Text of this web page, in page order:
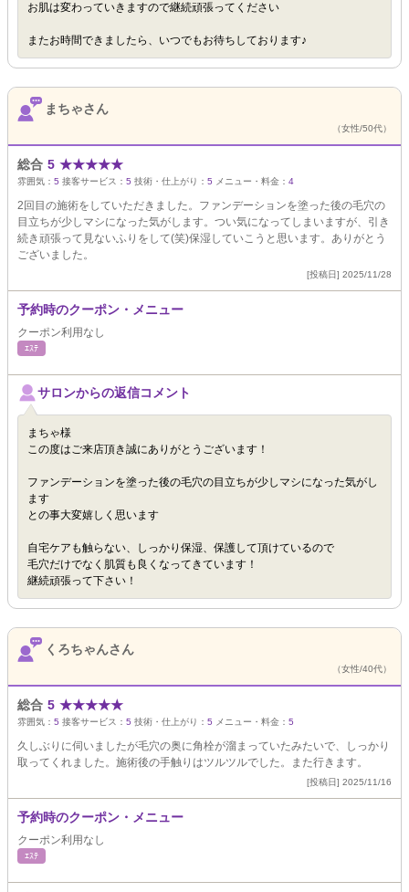
お肌は変わっていきますので継続頑張ってください
またお時間できましたら、いつでもお待ちしております♪
まちゃさん
（女性/50代）
総合 5 ★★★★★
雰囲気： 5 接客サービス： 5 技術・仕上がり： 5 メニュー・料金： 4
2回目の施術をしていただきました。ファンデーションを塗った後の毛穴の
目立ちが少しマシになった気がします。つい気になってしまいますが、引き
続き頑張って見ないふりをして(笑)保湿していこうと思います。ありがとう
ございました。
[投稿日] 2025/11/28
予約時のクーポン・メニュー
クーポン利用なし
ｴｽﾃ
サロンからの返信コメント
まちゃ様
この度はご来店頂き誠にありがとうございます！
ファンデーションを塗った後の毛穴の目立ちが少しマシになった気がし
ます
との事大変嬉しく思います
自宅ケアも触らない、しっかり保湿、保護して頂けているので
毛穴だけでなく肌質も良くなってきています！
継続頑張って下さい！
くろちゃんさん
（女性/40代）
総合 5 ★★★★★
雰囲気： 5 接客サービス： 5 技術・仕上がり： 5 メニュー・料金： 5
久しぶりに伺いましたが毛穴の奥に角栓が溜まっていたみたいで、しっかり
取ってくれました。施術後の手触りはツルツルでした。また行きます。
[投稿日] 2025/11/16
予約時のクーポン・メニュー
クーポン利用なし
ｴｽﾃ